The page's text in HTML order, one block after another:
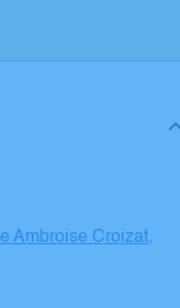
Ambroise Croizat,